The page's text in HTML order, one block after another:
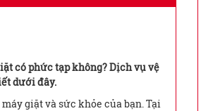
có phức tạp không? Dịch vụ vệ
dưới đây.
giặt và sức khỏe của bạn. Tại